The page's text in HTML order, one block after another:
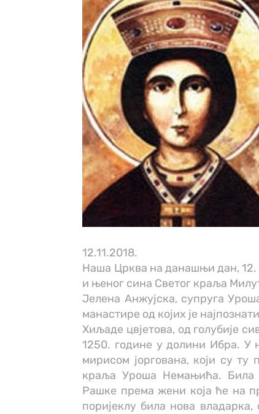
12.11.2018.
Наша Црква на данашњи дан, 12.
и њеног сина Светог краља
Јелена Анжујска, супруга
манастире од којих је
Хиљаде цвјетова, од голубије
1250. године у долини Ибра. У
мирисом јоргована, који су
краља Уроша Немањића. Била
Рашке према жени која ће на
поријеклу била нова